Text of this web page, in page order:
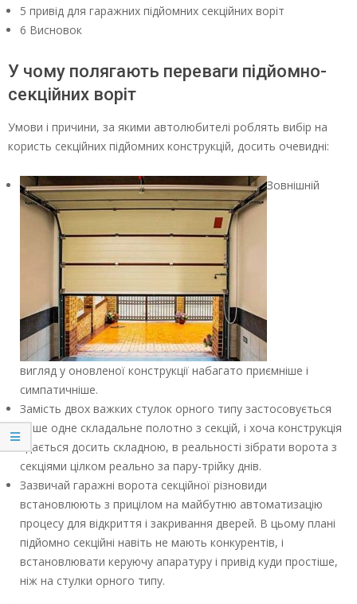
5 привід для гаражних підйомних секційних воріт
6 Висновок
У чому полягають переваги підйомно-
секційних воріт
Умови і причини, за якими автолюбителі роблять вибір на
користь секційних підйомних конструкцій, досить очевидні:
Зовнішній
вигляд у оновленої конструкції набагато приємніше і
симпатичніше.
Замість двох важких стулок орного типу застосовується
лише одне складальне полотно з секцій, і хоча конструкція
здається досить складною, в реальності зібрати ворота з
секціями цілком реально за пару-трійку днів.
Зазвичай гаражні ворота секційної різновиди
встановлюють з прицілом на майбутню автоматизацію
процесу для відкриття і закривання дверей. В цьому плані
підйомно секційні навіть не мають конкурентів, і
встановлювати керуючу апаратуру і привід куди простіше,
ніж на стулки орного типу.